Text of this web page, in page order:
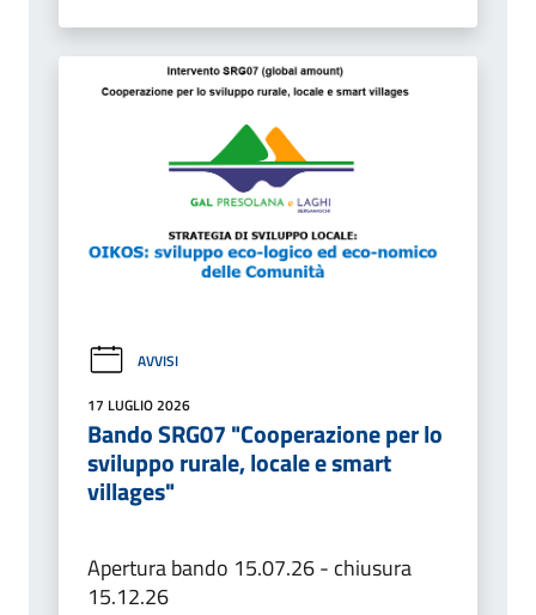
AVVISI
17 LUGLIO 2026
Bando SRG07 "Cooperazione per lo
sviluppo rurale, locale e smart
villages"
Apertura bando 15.07.26 - chiusura
15.12.26